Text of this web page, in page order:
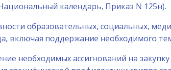
календарь, Приказ N 125н).
образовательных, социальных,
включая поддержание необходимого
необходимых ассигнований на